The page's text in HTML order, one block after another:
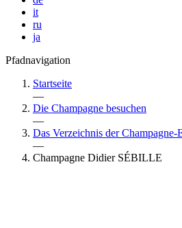
it
ru
ja
Pfadnavigation
Startseite
—
Die Champagne besuchen
—
Das Verzeichnis der Champagne-
—
Champagne Didier SÉBILLE